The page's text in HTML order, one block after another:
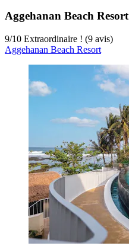
Aggehanan Beach Resort
9/10 Extraordinaire ! (9 avis)
Aggehanan Beach Resort